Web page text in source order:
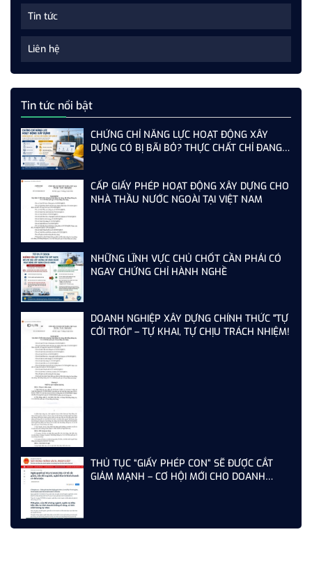
Tin tức
Liên hệ
Tin tức nổi bật
CHỨNG CHỈ NĂNG LỰC HOẠT ĐỘNG XÂY
DỰNG CÓ BỊ BÃI BỎ? THỰC CHẤT CHỈ ĐANG
CẤP GIẤY PHÉP HOẠT ĐỘNG XÂY DỰNG CHO
NHÀ THẦU NƯỚC NGOÀI TẠI VIỆT NAM
NHỮNG LĨNH VỰC CHỦ CHỐT CẦN PHẢI CÓ
NGAY CHỨNG CHỈ HÀNH NGHỀ
DOANH NGHIỆP XÂY DỰNG CHÍNH THỨC "TỰ
CỞI TRÓI" – TỰ KHAI, TỰ CHỊU TRÁCH NHIỆM!
THỦ TỤC “GIẤY PHÉP CON” SẼ ĐƯỢC CẮT
GIẢM MẠNH – CƠ HỘI MỚI CHO DOANH